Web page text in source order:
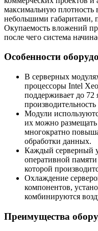
максимальную плотность
небольшими габаритами,
Окупаемость вложений
после чего система
Особенности
В серверных
процессоры Intel
поддерживает до 72
производительность
Модули
их можно размещать
многократно
обработки данных.
Каждый серверный
оперативной
которой
Охлаждение
компонентов,
комбинируются
Преимущества